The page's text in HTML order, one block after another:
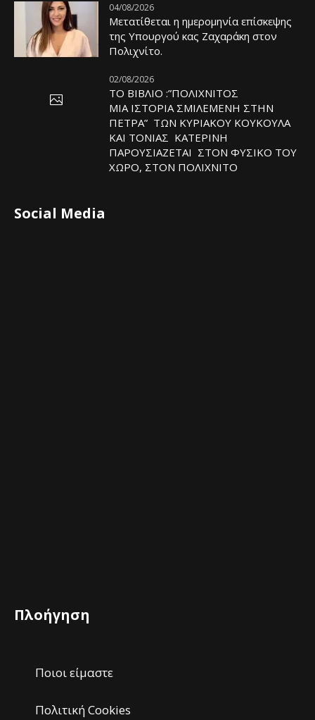
04/08/2026
Μετατίθεται η ημερομηνία επίσκεψης
της Υπουργού κας Ζαχαράκη στον
Πολιχνίτο.
02/08/2026
ΤΟ ΒΙΒΛΙΟ :”ΠΟΛΙΧΝΙΤΟΣ
ΜΙΑ ΙΣΤΟΡΙΑ ΣΜΙΛΕΜΕΝΗ ΣΤΗΝ
ΠΕΤΡΑ” ΤΩΝ ΚΥΡΙΑΚΟΥ ΚΟΥΚΟΥΛΑ
ΚΑΙ ΤΟΝΙΑΣ ΚΑΤΕΡΙΝΗ
ΠΑΡΟΥΣΙΑΖΕΤΑΙ ΣΤΟΝ ΦΥΣΙΚΟ ΤOY
ΧΩΡΟ, ΣΤΟΝ ΠΟΛΙΧΝΙΤΟ
Social Media
Πλοήγηση
Ποιοι είμαστε
Πολιτική Cookies